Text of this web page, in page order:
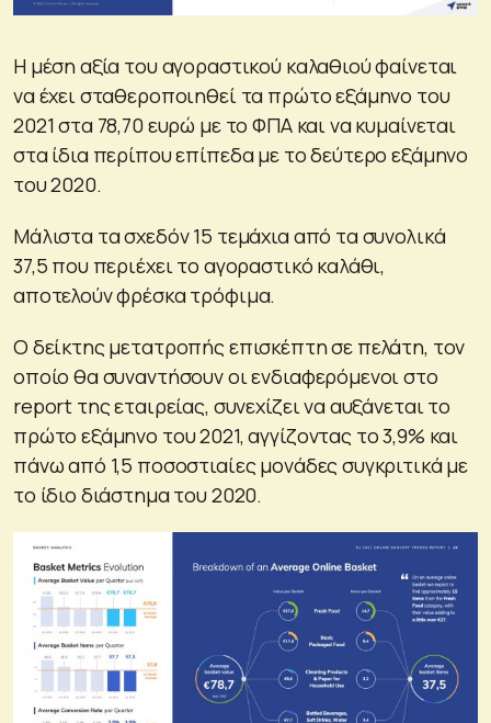
Η μέση αξία του αγοραστικού καλαθιού φαίνεται
να έχει σταθεροποιηθεί τα πρώτο εξάμηνο του
2021 στα 78,70 ευρώ με το ΦΠΑ και να κυμαίνεται
στα ίδια περίπου επίπεδα με το δεύτερο εξάμηνο
του 2020.
Μάλιστα τα σχεδόν 15 τεμάχια από τα συνολικά
37,5 που περιέχει το αγοραστικό καλάθι,
αποτελούν φρέσκα τρόφιμα.
Ο δείκτης μετατροπής επισκέπτη σε πελάτη, τον
οποίο θα συναντήσουν οι ενδιαφερόμενοι στο
report της εταιρείας, συνεχίζει να αυξάνεται το
πρώτο εξάμηνο του 2021, αγγίζοντας το 3,9% και
πάνω από 1,5 ποσοστιαίες μονάδες συγκριτικά με
το ίδιο διάστημα του 2020.